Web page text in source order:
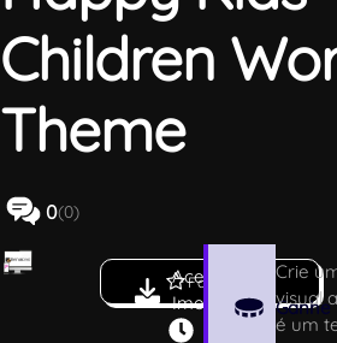
Children
Theme
0(0)
Favoritar
Acesso
Imediato
Ganhe
Crie
visual
é um